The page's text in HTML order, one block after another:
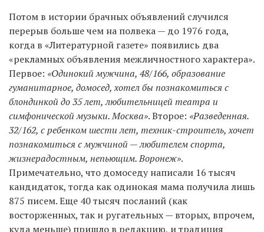
Потом в истории брачных объявлений случился
перерыв больше чем на полвека — до 1976 года,
когда в «Литературной газете» появились два
«рекламных объявления межличностного характера».
Первое: «Одинокий мужчина, 48/166, образование
гуманитарное, домосед, хотел бы познакомиться с
блондинкой до 35 лет, любительницей театра и
симфонической музыки. Москва». Второе: «Разведенная.
32/162, с ребенком шести лет, техник-строитель, хочет
познакомиться с мужчиной — любителем спорта,
жизнерадостным, непьющим. Воронеж».
Примечательно, что домоседу написали 16 тысяч
кандидаток, тогда как одинокая мама получила лишь
875 писем. Еще 40 тысяч посланий (как
восторженных, так и ругательных — вторых, впрочем,
куда меньше) пришло в редакцию, и традиция